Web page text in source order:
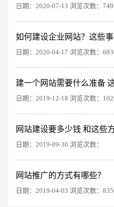
日期：2020-07-13 浏览次数：
如何建设企业网站？这些
日期：2020-04-17 浏览次数：
建一个网站需要什么准备
日期：2019-12-18 浏览次数：
网站建设要多少钱 和这些
日期：2019-09-30 浏览次数：
网站推广的方式有哪些？
日期：2019-04-03 浏览次数：
创意品牌型网
电商及系统平台